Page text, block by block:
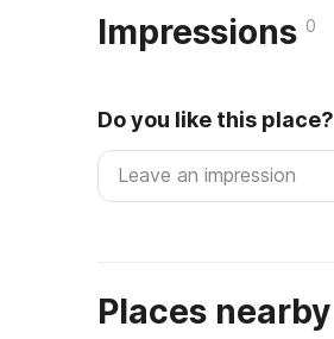
Impressions 0
Do you like this place?
Places nearby